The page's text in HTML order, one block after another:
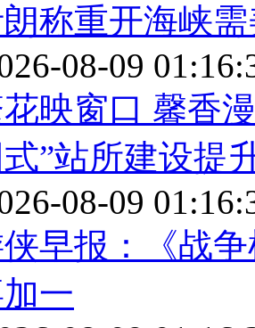
称重开海峡
08-09
映窗口 馨香
式”站所建设提
08-09
早报：《战
一